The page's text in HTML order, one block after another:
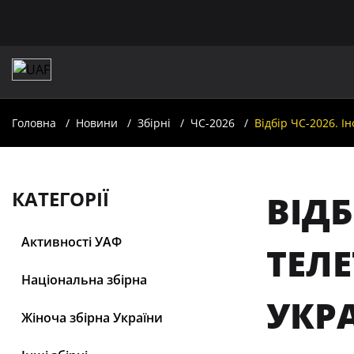
Головна Новини Збірні ЧС-2026 Відбір ЧС-2026.
КАТЕГОРІЇ
Активності УАФ
Національна збірна
Жіноча збірна України